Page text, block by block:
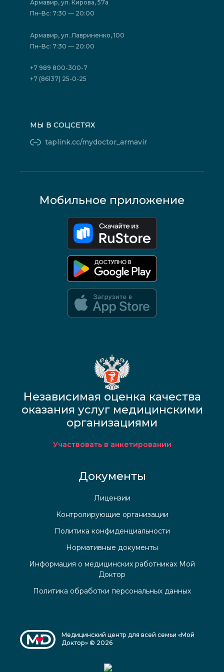
Политика конфиденциальности
Акции
Отзывы
Государственные программы
Юридическим лицам
Армавир, ул. Кирова, 57а
Пн–Вс: 7:30 — 20:00
Армавир, ул. Лавриненко, 100
Пн–Вс: 7:30 — 20:00
+7 989 800-300-7
+7 (86137) 25-0-25
МЫ В СОЦСЕТЯХ
taplink.cc/mydoctor_armavir
Мобильное приложение
Независимая оценка качества
оказания услуг медицинскими
организациями
Участвовать в анкетировании
Документы
Лицензии
Контролирующие организации
Политика конфиденциальности
Нормативные документы
Информация о медицинских работниках Мой
Доктор
Политика обработки персональных данных
Медицинский центр для всей семьи «Мой
Доктор» © 2026